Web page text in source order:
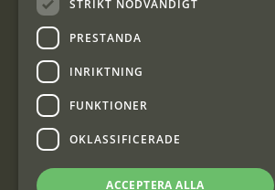
STRIKT NÖDVÄNDIGT
PRESTANDA
INRIKTNING
FUNKTIONER
OKLASSIFICERADE
ACCEPTERA ALLA